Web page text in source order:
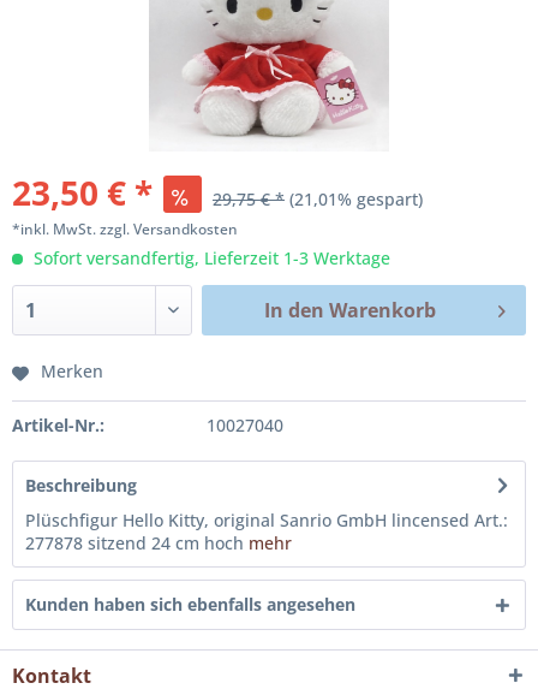
23,50 € * 29,75 € * (21,01% gespart)
*inkl. MwSt.zzgl. Versandkosten
Sofort versandfertig, Lieferzeit 1-3 Werktage
In den Warenkorb
Merken
Artikel-Nr.: 10027040
Beschreibung
Plüschfigur Hello Kitty, original Sanrio GmbH lincensed Art.:
277878 sitzend 24 cm hoch mehr
Kunden haben sich ebenfalls angesehen
Kontakt